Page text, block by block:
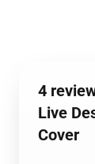
4
Live
Cover